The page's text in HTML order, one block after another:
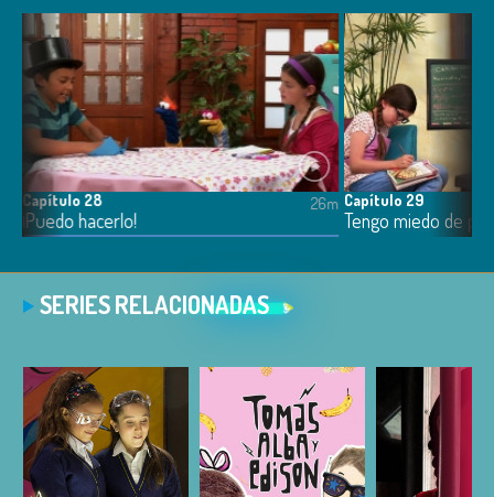
Capítulo 28
¡Puedo hacerlo!
26m Capítulo 29
Tengo miedo de
SERIES RELACIONADAS